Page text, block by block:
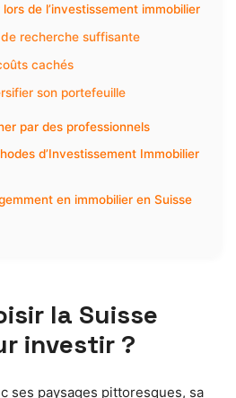
de l’investissement immobilier
recherche suffisante
cachés
son portefeuille
par des professionnels
d’Investissement Immobilier
en immobilier en Suisse
la Suisse
investir ?
ses paysages pittoresques, sa